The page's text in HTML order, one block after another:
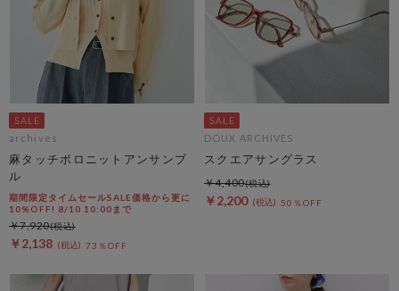
archives
麻タッチポロニットアンサンブ
ル
期間限定タイムセールSALE価格から更に
10%OFF! 8/10 10:00まで
￥2,138 73％OFF
￥7,920
DOUX ARCHIVES
スクエアサングラス
￥2,200 50％OFF
￥4,400